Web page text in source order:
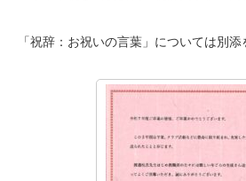
「祝辞：お祝いの言葉」については別添